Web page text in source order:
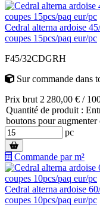
Cedral alterna ardoise
coupes 15pcs/paq eur/pc
F45/32CDGRH
Sur commande dans
Prix brut 2 280,00 € /
Quantité de produit :
boutons pour
pc
Commande par m²
Cedral alterna ardoise
coupes 10pcs/paq eur/pc